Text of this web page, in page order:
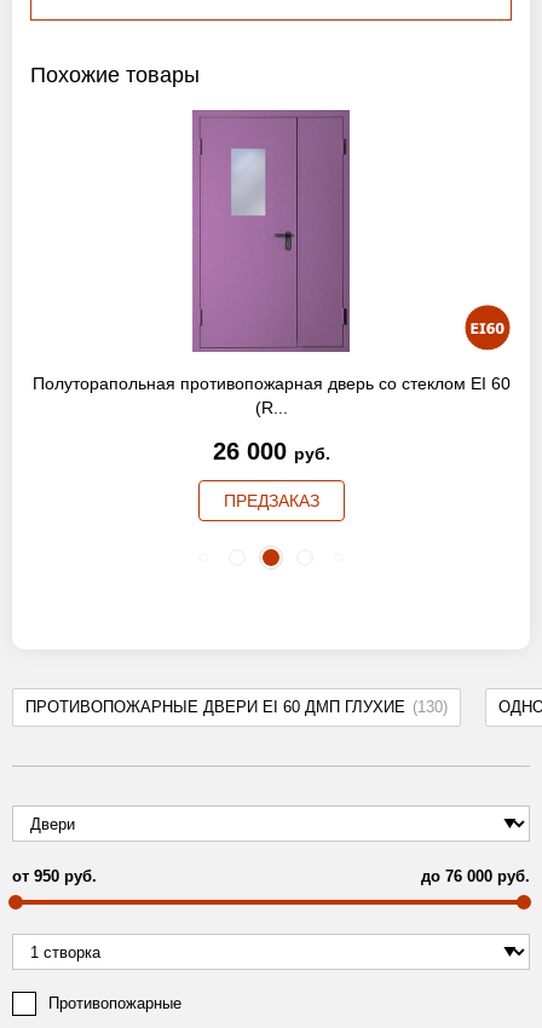
ПРОТИВОПОЖАРНЫЕ ДВЕРИ EI 60 ДМП ГЛУХИЕ (130)
от 950 руб. до 76 000 руб.
Противопожарные
Похожие товары
Полуторапольная противопожарная дверь со стеклом EI 60
(R...
26 000 руб.
ПРЕДЗАКАЗ